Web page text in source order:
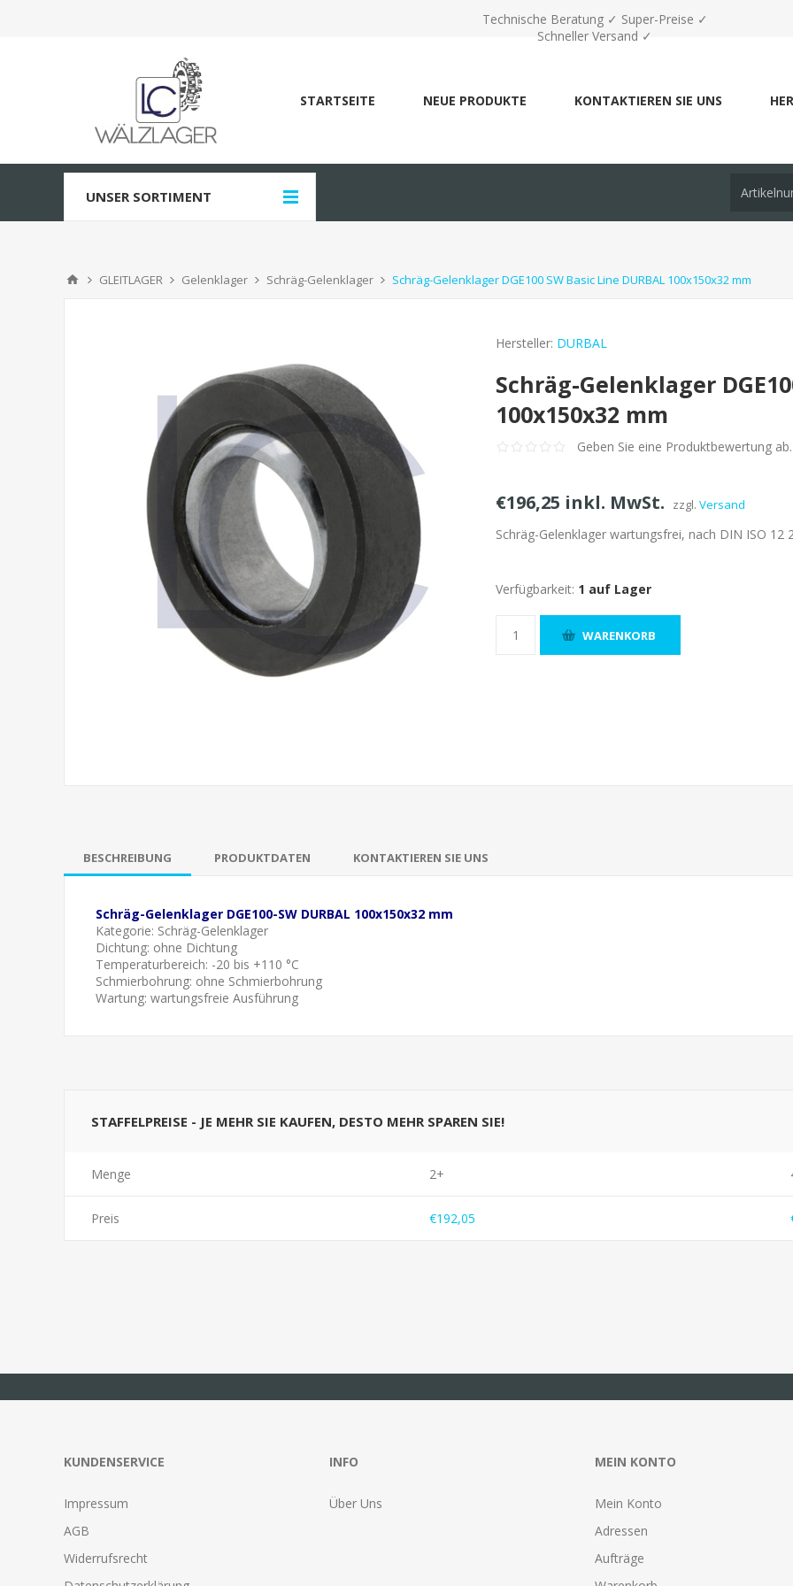
Technische Beratung ✓ Super-Preise ✓
Schneller Versand ✓
STARTSEITE NEUE PRODUKTE KONTAKTIEREN SIE UNS
UNSER SORTIMENT
GLEITLAGER Gelenklager Schräg-Gelenklager Schräg-Gelenklager DGE100 SW Basic Line DURBAL 100x150x32 mm
Hersteller: DURBAL
Schräg-Gelenklager
100x150x32 mm
Geben Sie eine Produktbewertung ab.
€196,25 inkl. MwSt. zzgl.Versand
Schräg-Gelenklager wartungsfrei, nach DIN ISO 12
Verfügbarkeit: 1 auf Lager
BESCHREIBUNG PRODUKTDATEN KONTAKTIEREN SIE UNS
Schräg-Gelenklager DGE100-SW DURBAL 100x150x32 mm
Kategorie: Schräg-Gelenklager
Dichtung: ohne Dichtung
Temperaturbereich: -20 bis +110 °C
Schmierbohrung: ohne Schmierbohrung
Wartung: wartungsfreie Ausführung
STAFFELPREISE - JE MEHR SIE KAUFEN, DESTO MEHR SPAREN SIE!
Menge 2+
Preis €192,05
KUNDENSERVICE
Impressum
AGB
Widerrufsrecht
INFO
Über Uns
MEIN KONTO
Mein Konto
Adressen
Aufträge